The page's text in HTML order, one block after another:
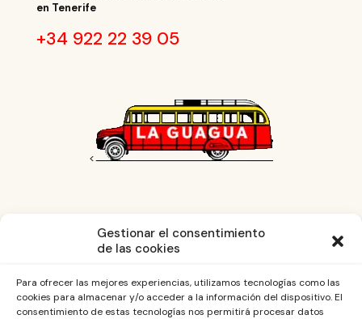
Gestionar el consentimiento
de las cookies
Para ofrecer las mejores experiencias, utilizamos tecnologías como las
cookies para almacenar y/o acceder a la información del dispositivo. El
consentimiento de estas tecnologías nos permitirá procesar datos
en Tenerife
+34 922 22 39 05
<
Política de Cookies